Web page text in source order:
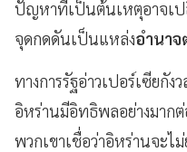
ปัญหาที่เป็นต้นเหตุอาจเป
จุดกดดันเป็นแหล่งอำนาจ
ทางการรัฐอ่าวเปอร์เซียกัง
อิหร่านมีอิทธิพลอย่างมาก
พวกเขาเชื่อว่าอิหร่านจะไ